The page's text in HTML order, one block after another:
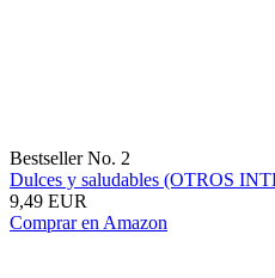
Bestseller No. 2
Dulces y saludables (OTROS
9,49 EUR
Comprar en Amazon